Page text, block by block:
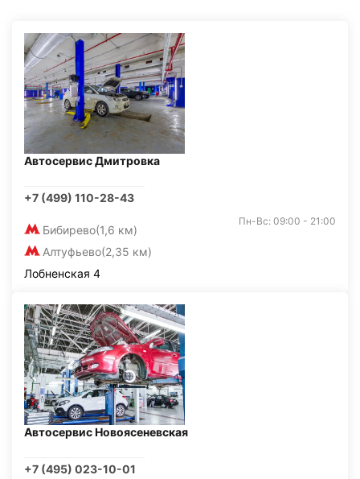
Автосервис Дмитровка
+7 (499) 110-28-43
Бибирево(1,6 км)
Алтуфьево(2,35 км)
Пн-Вс: 09:00 - 21:00
Лобненская 4
Автосервис Новоясеневская
+7 (495) 023-10-01